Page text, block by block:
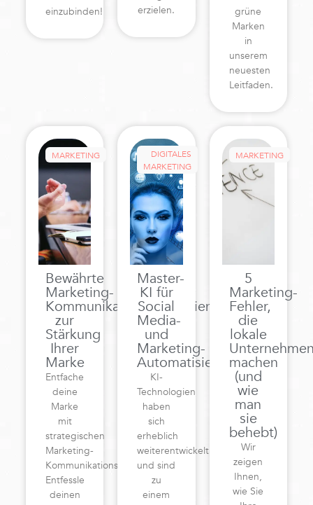
einzubinden!
erzielen.
grüne
Marken
in
unserem
neuesten
Leitfaden.
MARKETING
Bewährte
Marketing-
Kommunikationsstrategien
zur
Stärkung
Ihrer
Marke
Entfache
deine
Marke
mit
strategischen
Marketing-
Kommunikationsstrategien!
Entfessle
deinen
DIGITALES
MARKETING
Master-
KI für
Social
Media-
und
Marketing-
Automatisierung
KI-
Technologien
haben
sich
erheblich
weiterentwickelt
und sind
zu
einem
MARKETING
5
Marketing-
Fehler,
die
lokale
machen
(und
wie
man
sie
behebt)
Wir
zeigen
Ihnen,
wie Sie